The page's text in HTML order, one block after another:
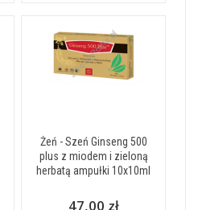
Żeń - Szeń Ginseng 500
plus z miodem i zieloną
herbatą ampułki 10x10ml
47,00 zł